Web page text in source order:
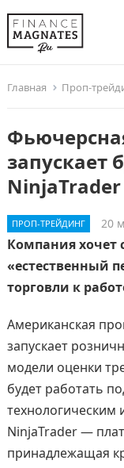
Главная Проп-
запускает
NinjaTrader
ПРОП-ТРЕЙДИНГ 20
Компания хочет
«естественный
торговли к
Американская
запускает
модели оценки
будет работать
технологическим
NinjaTrader —
принадлежащая